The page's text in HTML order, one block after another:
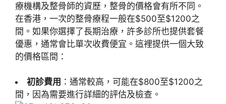
療機構及整骨師的資歷，整骨的價格會有所不同。
在香港，一次的整骨療程一般在$500至$1200之
間。如果你選擇了長期治療，許多診所也提供套餐
優惠，通常會比單次收費便宜。這裡提供一個大致
的價格區間：
初診費用 ：通常較高，可能在$800至$1200之
間，因為需要進行詳細的評估及檢查。